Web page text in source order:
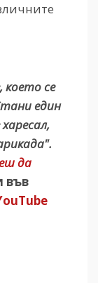
което се
един
да
във